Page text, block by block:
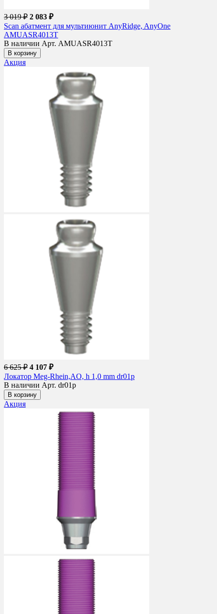
3 019 ₽ 2 083 ₽
Scan абатмент для мультиюнит AnyRidge, AnyOne
AMUASR4013T
В наличии Арт. AMUASR4013T
В корзину
Акция
6 625 ₽ 4 107 ₽
Локатор Meg-Rhein,AO, h 1,0 mm dr01p
В наличии Арт. dr01p
В корзину
Акция